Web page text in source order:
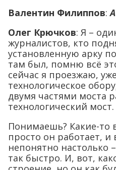
Валентин Филиппов:
Олег Крючков: Я –
журналистов, кто
установленную арку
там был, помню всё
сейчас я проезжаю,
технологическое
двумя частями моста
технологический мост.
Понимаешь? Какие-то
просто он работает, и
непонятно настолько
так быстро. И, вот,